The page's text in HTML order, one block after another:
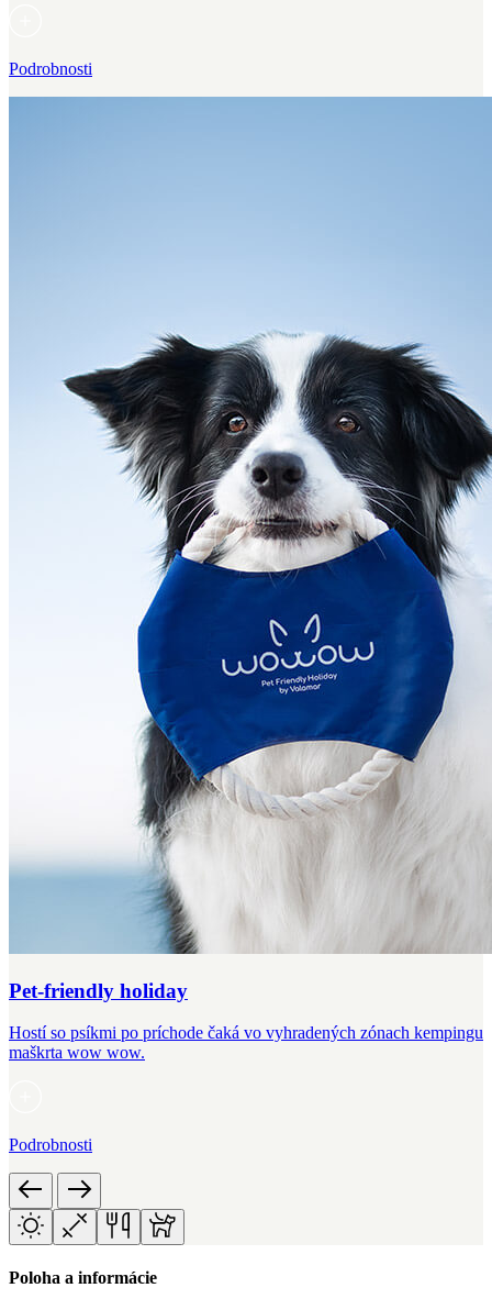
Podrobnosti
Pet-friendly holiday
Hostí so psíkmi po príchode čaká vo vyhradených zónach kempingu
maškrta wow wow.
Podrobnosti
Poloha a informácie